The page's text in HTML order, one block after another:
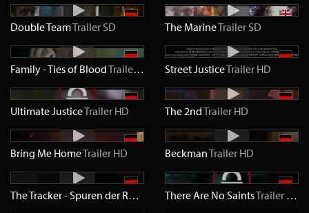
Double TeamTrailer SD The MarineTrailer SD
Family - Ties of BloodTrailer SD Street JusticeTrailer HD
Ultimate JusticeTrailer HD The 2ndTrailer HD
Bring Me HomeTrailer HD BeckmanTrailer HD
The Tracker - Spuren der Rache Trailer HD
There Are No SaintsTrailer HD